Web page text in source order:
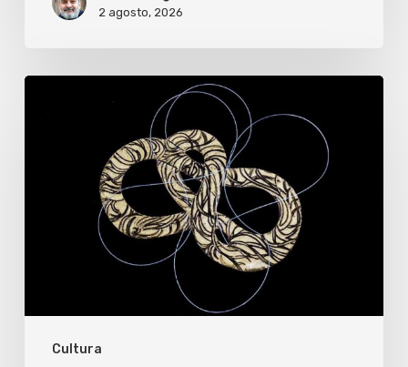
2 agosto, 2026
Cultura
investigadores
artistas